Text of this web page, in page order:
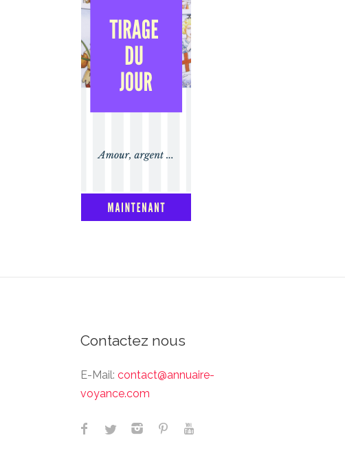
Contactez nous
E-Mail: contact@annuaire-
voyance.com